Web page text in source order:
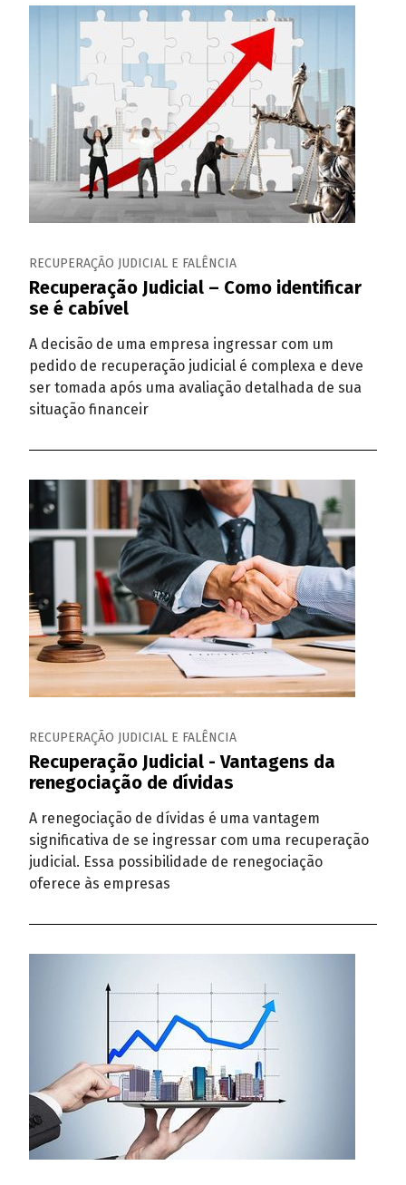
RECUPERAÇÃO JUDICIAL E FALÊNCIA
Recuperação Judicial – Como identificar
se é cabível
A decisão de uma empresa ingressar com um
pedido de recuperação judicial é complexa e deve
ser tomada após uma avaliação detalhada de sua
situação financeir
RECUPERAÇÃO JUDICIAL E FALÊNCIA
Recuperação Judicial - Vantagens da
renegociação de dívidas
A renegociação de dívidas é uma vantagem
significativa de se ingressar com uma recuperação
judicial. Essa possibilidade de renegociação
oferece às empresas